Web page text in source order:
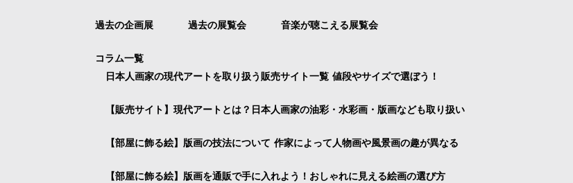
過去の企画展 過去の展覧会 音楽が聴こえる展覧会
コラム一覧
日本人画家の現代アートを取り扱う販売サイト一覧 値段やサイズで選ぼう！
【販売サイト】現代アートとは？日本人画家の油彩・水彩画・版画なども取り扱い
【部屋に飾る絵】版画の技法について 作家によって人物画や風景画の趣が異なる
【部屋に飾る絵】版画を通販で手に入れよう！おしゃれに見える絵画の選び方